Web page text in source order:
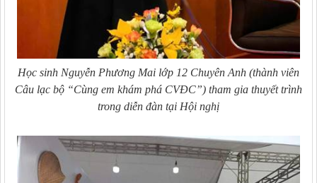
Học sinh Nguyễn Phương Mai lớp 12 Chuyên Anh (thành viên
Câu lạc bộ “Cùng em khám phá CVĐC”) tham gia thuyết trình
trong diễn đàn tại Hội nghị